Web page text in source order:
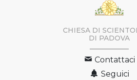
CHIESA DI
DI PADOVA
Contattaci
Seguici